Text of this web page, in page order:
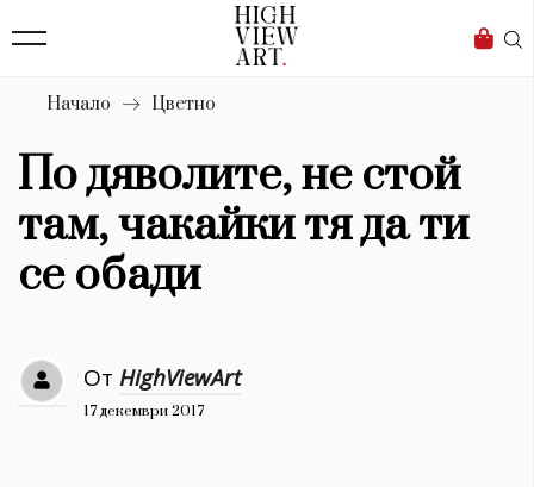
Бизнес
Мода
Dialogue
Изкуство
4340
Красота
Дизайн
Начало Цветно
По дяволите, не стой
там, чакайки тя да ти
се обади
От HighViewArt
17 декември 2017